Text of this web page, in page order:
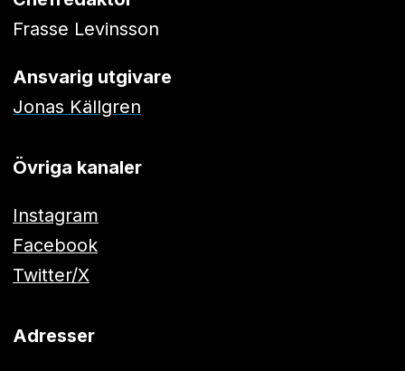
Frasse Levinsson
Ansvarig utgivare
Jonas Källgren
Övriga kanaler
Instagram
Facebook
Twitter/X
Adresser